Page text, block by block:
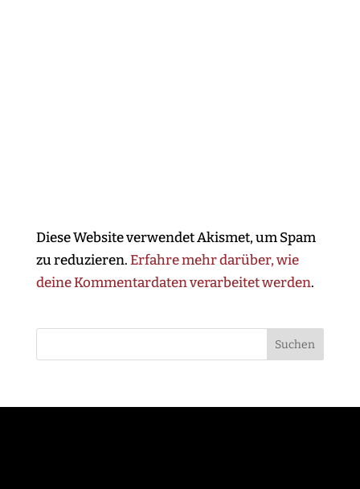
Diese Website verwendet Akismet, um Spam
zu reduzieren.Erfahre mehr darüber, wie
deine Kommentardaten verarbeitet werden.